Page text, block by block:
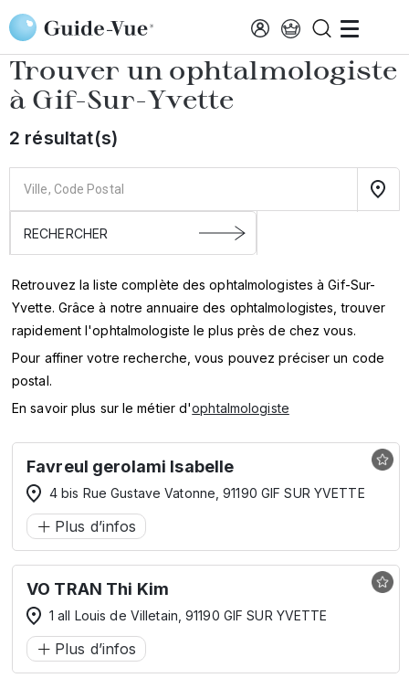
Aller au contenu principal
Accueil Annuaire des ophtalmologistes Gif-Sur-Yvette
Trouver un ophtalmologiste
à Gif-Sur-Yvette
2 résultat(s)
Retrouvez la liste complète des ophtalmologistes à Gif-Sur-
Yvette. Grâce à notre annuaire des ophtalmologistes, trouver
rapidement l'ophtalmologiste le plus près de chez vous.
Pour affiner votre recherche, vous pouvez préciser un code
postal.
En savoir plus sur le métier d'ophtalmologiste
Favreul gerolami Isabelle
4 bis Rue Gustave Vatonne, 91190 GIF SUR YVETTE
Plus d’infos
VO TRAN Thi Kim
1 all Louis de Villetain, 91190 GIF SUR YVETTE
Plus d’infos